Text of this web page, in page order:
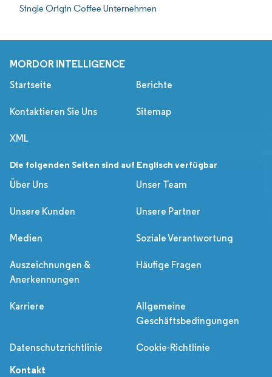
Single Origin Coffee Unternehmen
MORDOR INTELLIGENCE
Startseite Berichte
Kontaktieren Sie Uns Sitemap
XML
Die folgenden Seiten sind auf Englisch verfügbar
Über Uns
Unser Team
Unsere Kunden Unsere Partner
Medien Soziale Verantwortung
Auszeichnungen &
Anerkennungen
Häufige Fragen
Karriere
Allgemeine
Geschäftsbedingungen
Datenschutzrichtlinie Cookie-Richtlinie
Kontakt